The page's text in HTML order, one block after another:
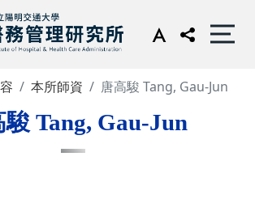
本所師資 唐高駿 Tang, Gau-Jun
駿 Tang, Gau-Jun